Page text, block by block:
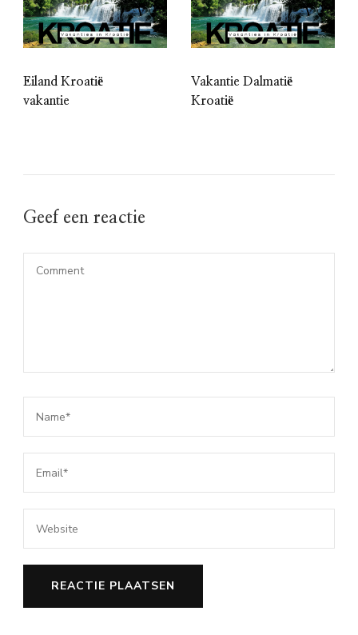
Eiland Kroatië
vakantie
Vakantie Dalmatië
Kroatië
Geef een reactie